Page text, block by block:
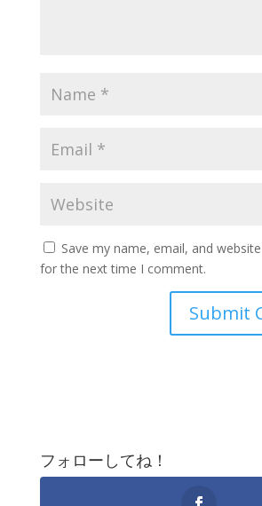
Save my name, email, and
for the next time I comment.
フォローしてね！